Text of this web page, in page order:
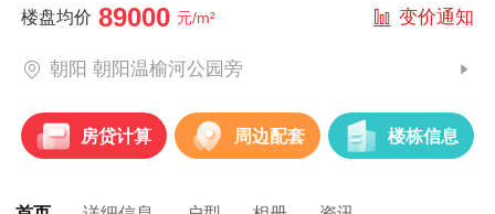
楼盘均价 89000 元/m² 变价通知
朝阳 朝阳温榆河公园旁
房贷计算 周边配套 楼栋信息